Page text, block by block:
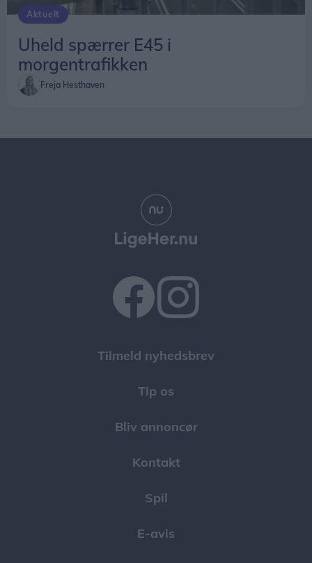
Aktuelt
Uheld spærrer E45 i
morgentrafikken
Freja Hesthaven
Tilmeld nyhedsbrev
Tip os
Bliv annoncør
Kontakt
Spil
E-avis